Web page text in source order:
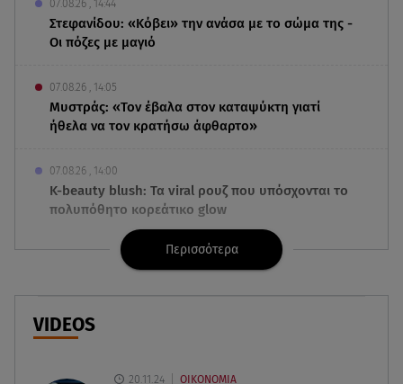
07.08.26 , 14:44
Στεφανίδου: «Κόβει» την ανάσα με το σώμα της -
Οι πόζες με μαγιό
07.08.26 , 14:05
Μυστράς: «Τον έβαλα στον καταψύκτη γιατί
ήθελα να τον κρατήσω άφθαρτο»
07.08.26 , 14:00
K-beauty blush: Τα viral ρουζ που υπόσχονται το
πολυπόθητο κορεάτικο glow
07.08.26 , 13:42
Παραλίες: Πάνω από 1.500 έλεγχοι - Στη μάχη
drones και νέες τεχνολογίες
07.08.26 , 13:33
μου λείπεις πάντα και για πάντα»
Περισσότερα
VIDEOS
20.11.24 ΟΙΚΟΝΟΜΙΑ